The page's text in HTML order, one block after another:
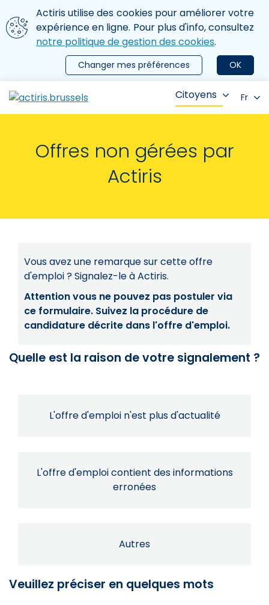
Aller au contenu principal
Nous utilisons des cookies
Actiris utilise des cookies pour améliorer votre
expérience en ligne. Pour plus d'info, consultez
notre politique de gestion des cookies.
OK
Changer mes préférences
le menu
Citoyens Fr
Offres non gérées par
Actiris
Vous avez une remarque sur cette offre
d'emploi ? Signalez-le à Actiris.
Attention vous ne pouvez pas postuler via
ce formulaire. Suivez la procédure de
candidature décrite dans l'offre d'emploi.
Quelle est la raison de votre signalement ?
L'offre d'emploi n'est plus d'actualité
L'offre d'emploi contient des informations
erronées
Autres
Veuillez préciser en quelques mots